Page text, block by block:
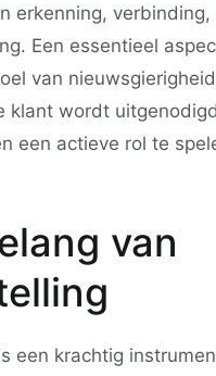
erkenning, verbinding,
Een essentieel
van
klant wordt
een actieve rol te
van
een krachtig